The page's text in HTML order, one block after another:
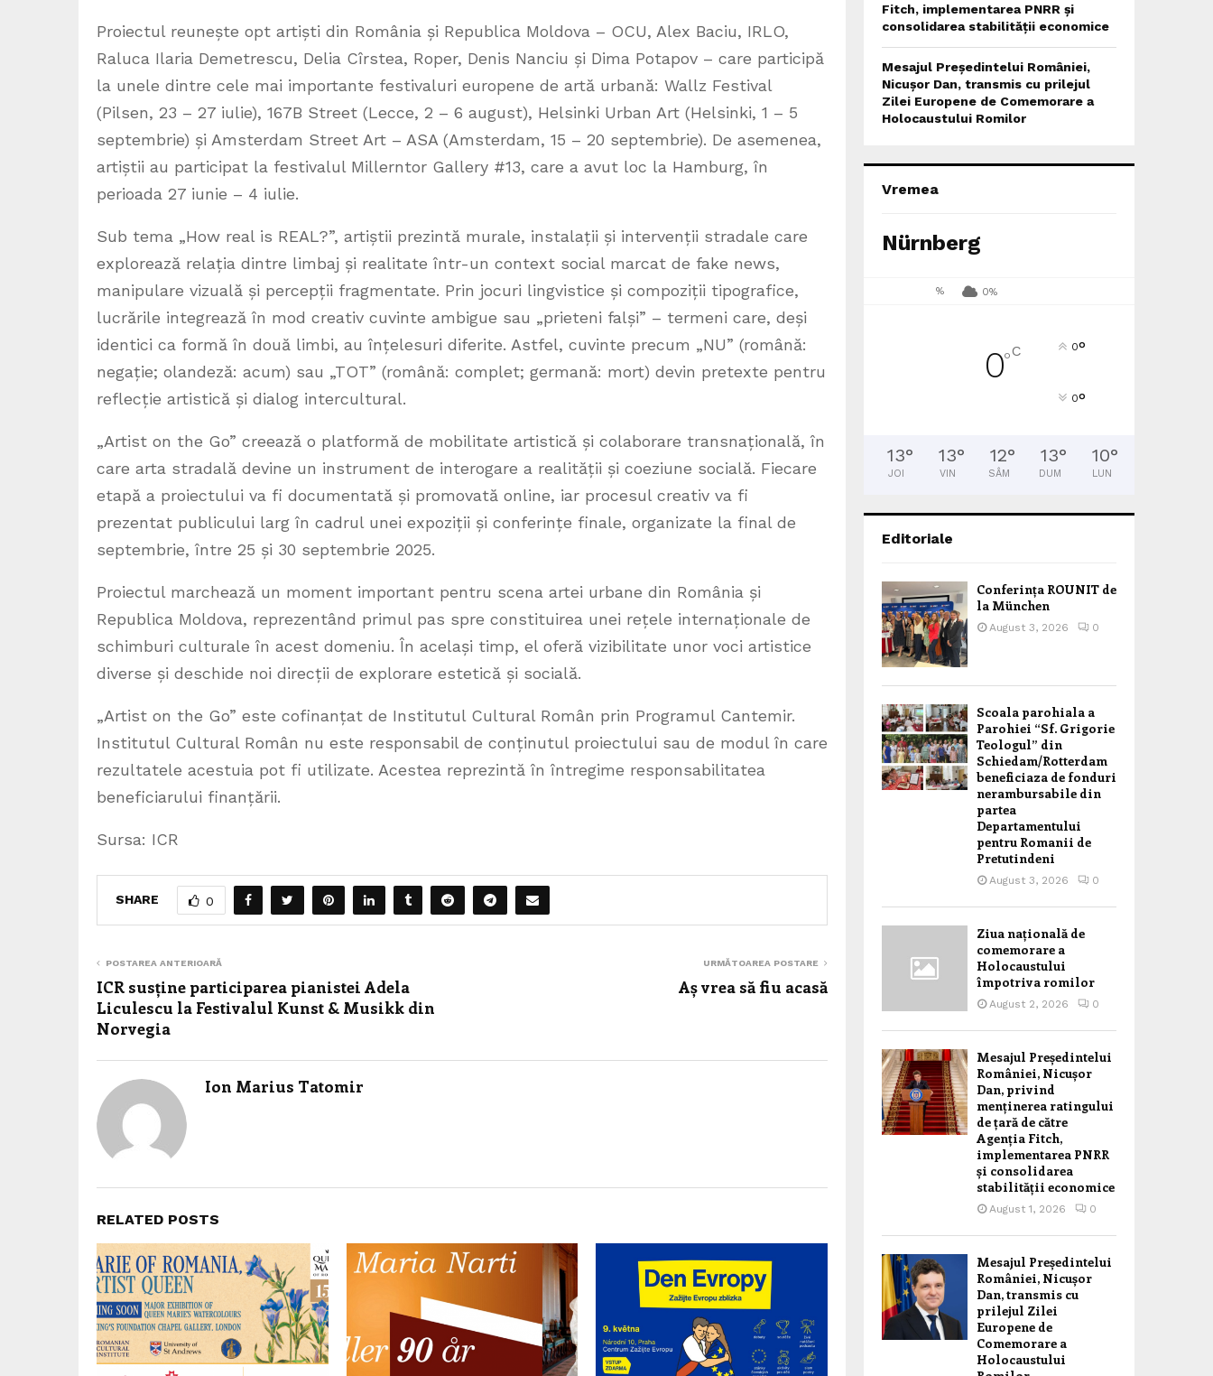
Proiectul reunește opt artiști din România și Republica Moldova – OCU, Alex Baciu, IRLO,
Raluca Ilaria Demetrescu, Delia Cîrstea, Roper, Denis Nanciu și Dima Potapov – care participă
la unele dintre cele mai importante festivaluri europene de artă urbană: Wallz Festival
(Pilsen, 23 – 27 iulie), 167B Street (Lecce, 2 – 6 august), Helsinki Urban Art (Helsinki, 1 – 5
septembrie) și Amsterdam Street Art – ASA (Amsterdam, 15 – 20 septembrie). De asemenea,
artiștii au participat la festivalul Millerntor Gallery #13, care a avut loc la Hamburg, în
perioada 27 iunie – 4 iulie.
Sub tema „How real is REAL?”, artiștii prezintă murale, instalații și intervenții stradale care
explorează relația dintre limbaj și realitate într-un context social marcat de fake news,
manipulare vizuală și percepții fragmentate. Prin jocuri lingvistice și compoziții tipografice,
lucrările integrează în mod creativ cuvinte ambigue sau „prieteni falși” – termeni care, deși
identici ca formă în două limbi, au înțelesuri diferite. Astfel, cuvinte precum „NU” (română:
negație; olandeză: acum) sau „TOT” (română: complet; germană: mort) devin pretexte pentru
reflecție artistică și dialog intercultural.
„Artist on the Go” creează o platformă de mobilitate artistică și colaborare transnațională, în
care arta stradală devine un instrument de interogare a realității și coeziune socială. Fiecare
etapă a proiectului va fi documentată și promovată online, iar procesul creativ va fi
prezentat publicului larg în cadrul unei expoziții și conferințe finale, organizate la final de
septembrie, între 25 și 30 septembrie 2025.
Proiectul marchează un moment important pentru scena artei urbane din România și
Republica Moldova, reprezentând primul pas spre constituirea unei rețele internaționale de
schimburi culturale în acest domeniu. În același timp, el oferă vizibilitate unor voci artistice
diverse și deschide noi direcții de explorare estetică și socială.
„Artist on the Go” este cofinanțat de Institutul Cultural Român prin Programul Cantemir.
Institutul Cultural Român nu este responsabil de conținutul proiectului sau de modul în care
rezultatele acestuia pot fi utilizate. Acestea reprezintă în întregime responsabilitatea
beneficiarului finanțării.
Sursa: ICR
SHARE 0
POSTAREA ANTERIOARĂ
ICR susține participarea pianistei Adela
Liculescu la Festivalul Kunst & Musikk din
Norvegia
URMĂTOAREA POSTARE
Aș vrea să fiu acasă
Ion Marius Tatomir
RELATED POSTS
Fitch, implementarea PNRR și
consolidarea stabilității economice
Mesajul Președintelui României,
Nicușor Dan, transmis cu prilejul
Zilei Europene de Comemorare a
Holocaustului Romilor
Vremea
Nürnberg
% 0%
0°C 0°
0°
13°
JOI
13°
VIN
12°
SÂM
13°
DUM
10°
LUN
Editoriale
Conferința ROUNIT de
la München
August 3, 2026 0
Scoala parohiala a
Parohiei “Sf. Grigorie
Teologul” din
Schiedam/Rotterdam
beneficiaza de fonduri
nerambursabile din
partea
Departamentului
pentru Romanii de
Pretutindeni
August 3, 2026 0
Ziua națională de
comemorare a
Holocaustului
împotriva romilor
August 2, 2026 0
Mesajul Președintelui
României, Nicușor
Dan, privind
menținerea ratingului
de țară de către
Agenția Fitch,
implementarea PNRR
și consolidarea
stabilității economice
August 1, 2026 0
Mesajul Președintelui
României, Nicușor
Dan, transmis cu
prilejul Zilei
Europene de
Comemorare a
Holocaustului